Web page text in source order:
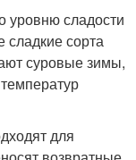
уровню сладости
сорта
суровые зимы,
для